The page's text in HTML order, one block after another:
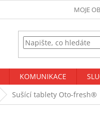
MOJE
KOMUNIKACE
Sušící tablety Oto-fresh®